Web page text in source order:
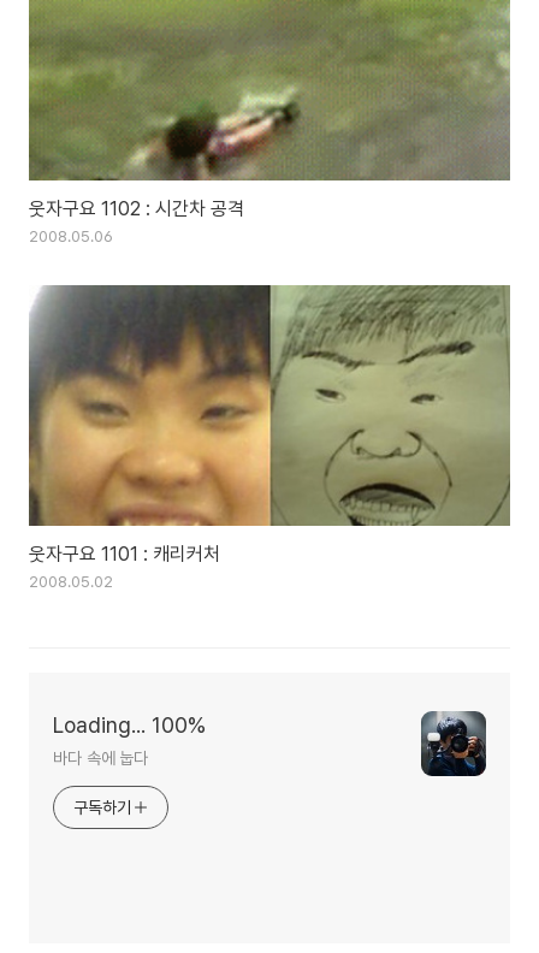
웃자구요 1102 : 시간차 공격
2008.05.06
웃자구요 1101 : 캐리커처
2008.05.02
Loading... 100%
바다 속에 눕다
구독하기